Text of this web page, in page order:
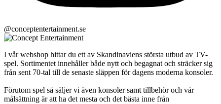
@conceptentertainment.se
I vår webshop hittar du ett av Skandinaviens största utbud av TV-
spel. Sortimentet innehåller både nytt och begagnat och sträcker sig
från sent 70-tal till de senaste släppen för dagens moderna konsoler.
Förutom spel så säljer vi även konsoler samt tillbehör och vår
målsättning är att ha det mesta och det bästa inne från